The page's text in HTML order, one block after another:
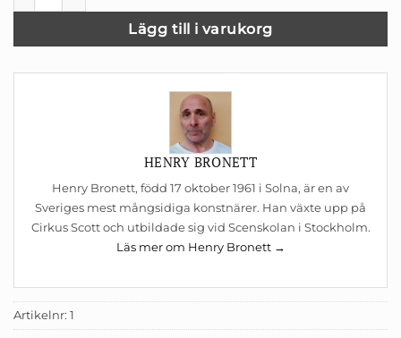
Lägg till i varukorg
HENRY BRONETT
Henry Bronett, född 17 oktober 1961 i Solna, är en av
Sveriges mest mångsidiga konstnärer. Han växte upp på
Cirkus Scott och utbildade sig vid Scenskolan i Stockholm.
Läs mer om Henry Bronett →
Artikelnr: 1